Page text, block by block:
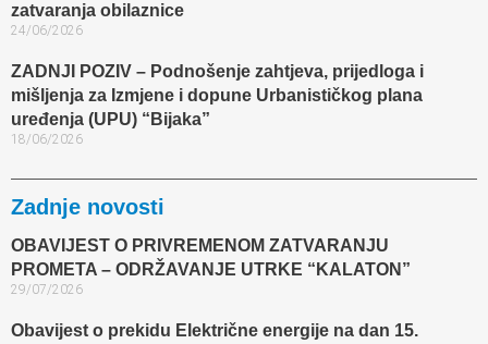
zatvaranja obilaznice​
24/06/2026
ZADNJI POZIV – Podnošenje zahtjeva, prijedloga i
mišljenja za Izmjene i dopune Urbanističkog plana
uređenja (UPU) “Bijaka”
18/06/2026
Zadnje novosti
OBAVIJEST O PRIVREMENOM ZATVARANJU
PROMETA – ODRŽAVANJE UTRKE “KALATON”
29/07/2026
Obavijest o prekidu Električne energije na dan 15.